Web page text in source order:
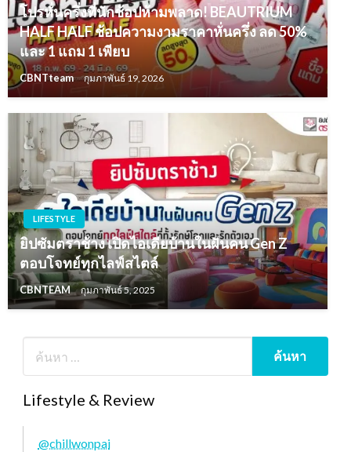
โปรหั่นครึ่งที่นักช้อปห้ามพลาด! BEAUTRIUM
HALF HALF ช้อปความงามราคาหั่นครึ่ง ลด 50%
และ 1 แถม 1 เพียบ
CBNTteam กุมภาพันธ์ 19, 2026
LIFESTYLE
ยิปซัมตราช้าง เปิดไอเดียบ้านในฝันคน Gen Z
ตอบโจทย์ทุกไลฟ์สไตล์
CBNTEAM กุมภาพันธ์ 5, 2025
Lifestyle & Review
@chillwonpai